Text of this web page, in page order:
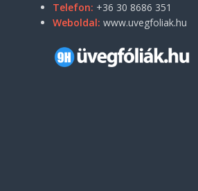
Telefon: +36 30 8686 351
Weboldal: www.uvegfoliak.hu